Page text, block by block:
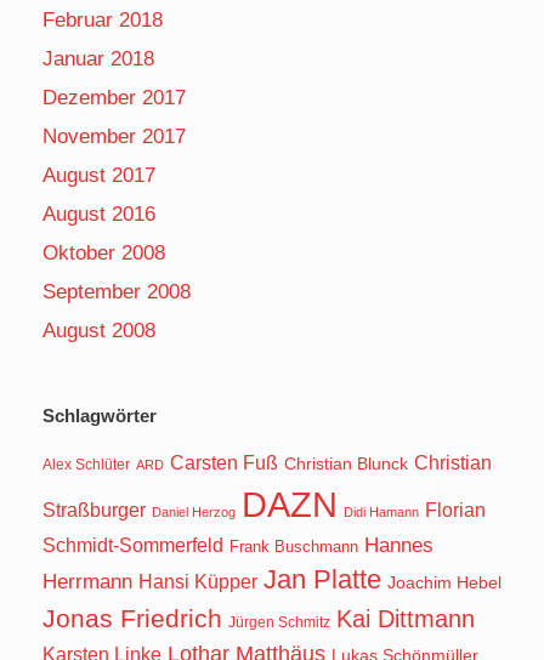
Februar 2018
Januar 2018
Dezember 2017
November 2017
August 2017
August 2016
Oktober 2008
September 2008
August 2008
Schlagwörter
Alex Schlüter ARD Carsten Fuß Christian Blunck Christian
Straßburger Daniel Herzog DAZN Didi Hamann Florian
Schmidt-Sommerfeld Frank Buschmann Hannes
Herrmann Hansi Küpper Jan Platte Joachim Hebel
Jonas Friedrich Jürgen Schmitz Kai Dittmann
Karsten Linke Lothar Matthäus Lukas Schönmüller